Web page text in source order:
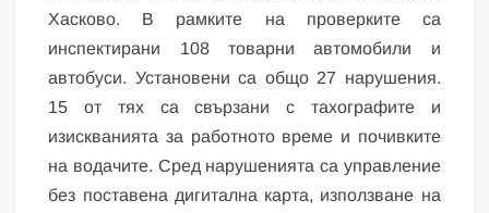
Хасково. В рамките на проверките са
инспектирани 108 товарни автомобили и
автобуси. Установени са общо 27 нарушения.
15 от тях са свързани с тахографите и
изискванията за работното време и почивките
на водачите. Сред нарушенията са управление
без поставена дигитална карта, използване на